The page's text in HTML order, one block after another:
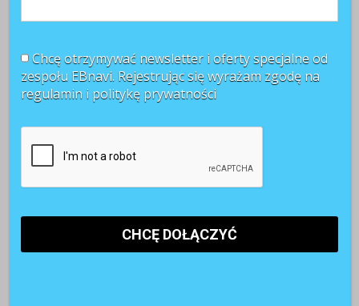
TOP 3 miesiąca
Chcę otrzymywać newsletter i oferty specjalne od
zespołu EBnavi. Rejestrując się wyrażam zgodę na
regulamin i politykę prywatności